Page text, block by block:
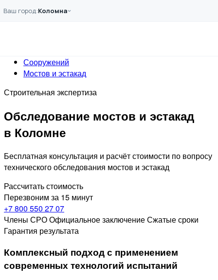
Перейти к основному содержанию
Ваш город:Коломна
Сооружений
Мостов и эстакад
Строительная экспертиза
Обследование мостов и эстакад
в Коломне
Бесплатная консультация и расчёт стоимости по вопросу
технического обследования мостов и эстакад
Рассчитать стоимость
Перезвоним за 15 минут
+7 800 550 27 07
Члены СРООфициальное заключениеСжатые сроки
Гарантия результата
Комплексный подход с применением
современных технологий испытаний